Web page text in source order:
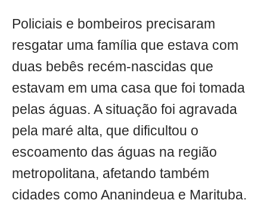
Policiais e bombeiros precisaram
resgatar uma família que estava com
duas bebês recém-nascidas que
estavam em uma casa que foi tomada
pelas águas. A situação foi agravada
pela maré alta, que dificultou o
escoamento das águas na região
metropolitana, afetando também
cidades como Ananindeua e Marituba.